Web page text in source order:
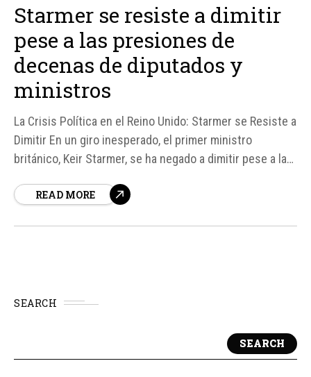
Starmer se resiste a dimitir
pese a las presiones de
decenas de diputados y
ministros
La Crisis Política en el Reino Unido: Starmer se Resiste a
Dimitir En un giro inesperado, el primer ministro
británico, Keir Starmer, se ha negado a dimitir pese a las
ministros de su propio partido. La reunión de
READ MORE
SEARCH
SEARCH